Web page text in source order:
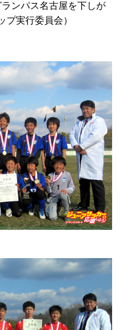
ンパス名古屋を下しが
実行委員会）